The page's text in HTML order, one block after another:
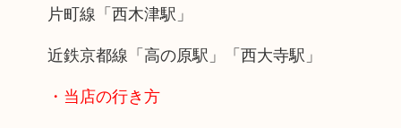
片町線「西木津駅」
近鉄京都線「高の原駅」「西大寺駅」
・当店の行き方